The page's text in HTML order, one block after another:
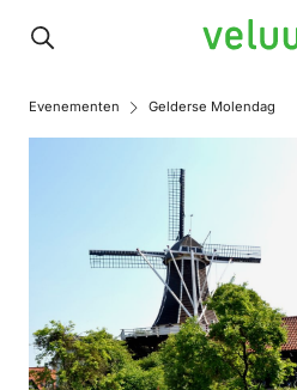
Veluwe
Evenementen Gelderse Molendag